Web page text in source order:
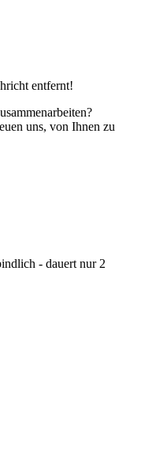
entfernt!
uns, von Ihnen zu
- dauert nur 2